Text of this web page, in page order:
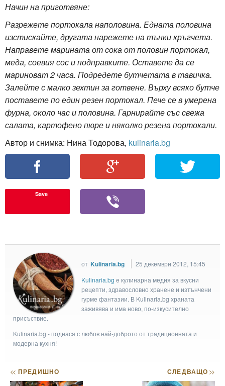
Начин на приготвяне:
Разрежете портокала наполовина. Едната половина
изстискайте, другата нарежете на тънки кръгчета.
Направете марината от сока от половин портокал,
меда, соевия сос и подправките. Оставете да се
мариноват 2 часа. Подредете бутчетата в тавичка.
Залейте с малко зехтин за готвене. Върху всяко бутче
поставете по един резен портокал. Пече се в умерена
фурна, около час и половина. Гарнирайте със свежа
салата, картофено пюре и няколко резена портокали.
Автор и снимка: Нина Тодорова, kulinaria.bg
Save
от Kulinaria.bg
25 декември 2012, 15:45
Kulinaria.bg e кулинарна медия за вкусни
рецепти, здравословно хранене и изтънчени
гурме фантазии. В Kulinaria.bg храната
заживява и има ново, по-изкусително
присъствие.
Kulinaria.bg - поднася с любов най-доброто от традиционната и
модерна кухня!
<< ПРЕДИШНО СЛЕДВАЩО>>